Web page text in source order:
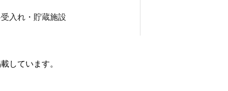
受入れ・貯蔵施設
しています。